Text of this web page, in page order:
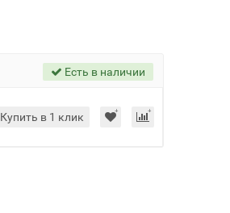
Есть в наличии
Купить в 1 клик